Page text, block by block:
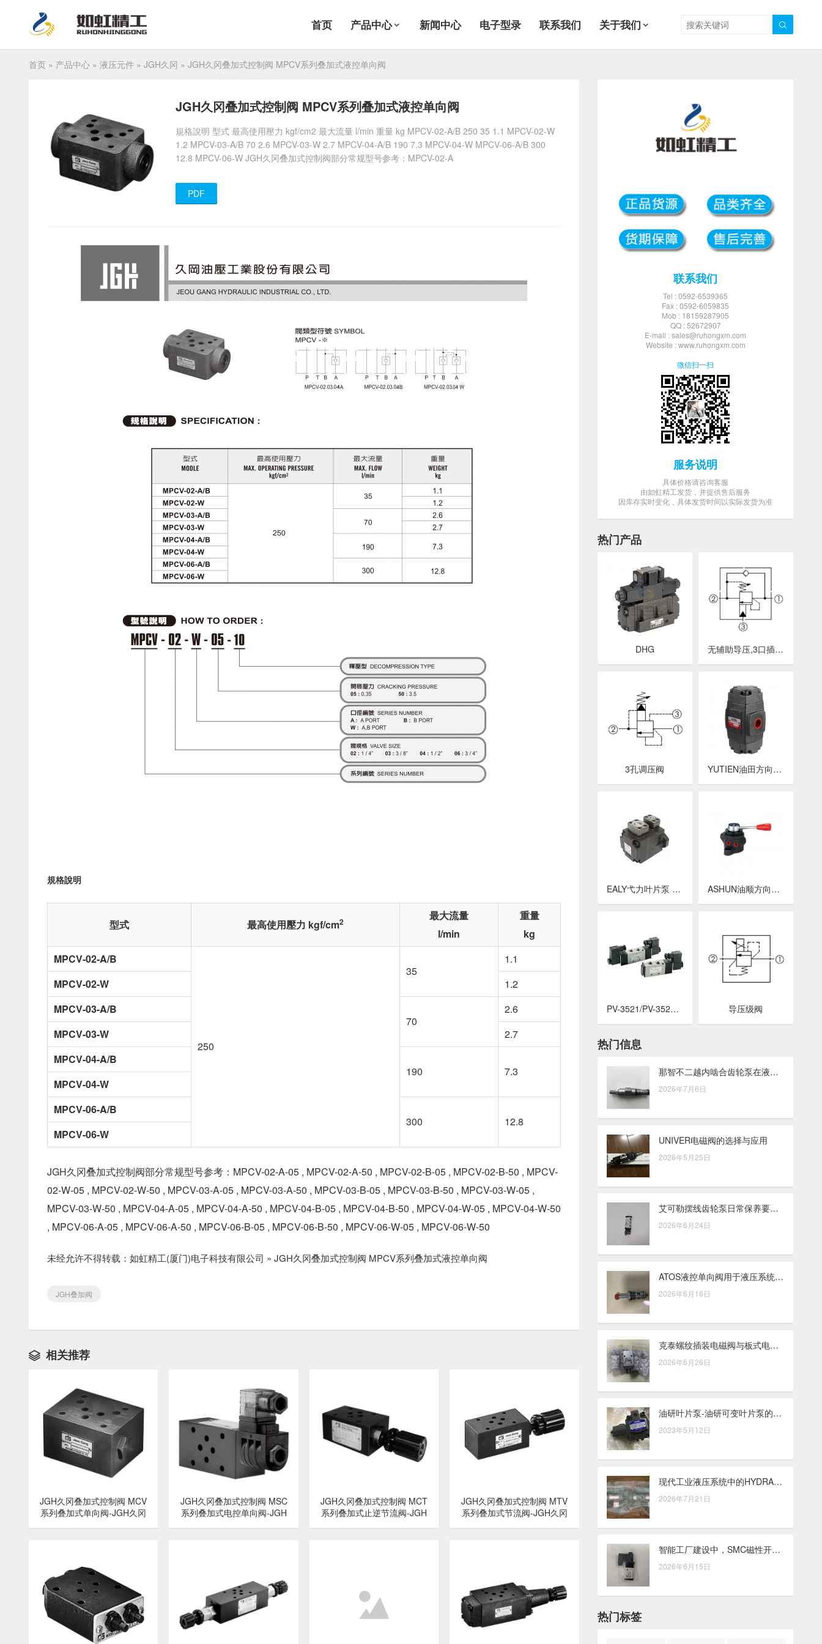

首页 产品中心 新闻中心 电子型录 联系我们 关于我们
首页 » 产品中心 » 液压元件 » JGH久冈 » JGH久冈叠加式控制阀 MPCV系列叠加式液控单向阀
JGH久冈叠加式控制阀 MPCV系列叠加式液控单向阀
規格說明 型式 最高使用壓力 kgf/cm2 最大流量 l/min 重量 kg MPCV-02-A/B 250 35 1.1 MPCV-02-W
1.2 MPCV-03-A/B 70 2.6 MPCV-03-W 2.7 MPCV-04-A/B 190 7.3 MPCV-04-W MPCV-06-A/B 300
12.8 MPCV-06-W JGH久冈叠加式控制阀部分常规型号参考：MPCV-02-A
PDF
規格說明
型式 最高使用壓力 kgf/cm2
最大流量
l/min
重量
kg
MPCV-02-A/B
250
35
1.1
MPCV-02-W
1.2
MPCV-03-A/B
70
2.6
MPCV-03-W
2.7
MPCV-04-A/B
190
7.3
MPCV-04-W
MPCV-06-A/B
300
12.8
MPCV-06-W
JGH久冈叠加式控制阀部分常规型号参考：MPCV-02-A-05 , MPCV-02-A-50 , MPCV-02-B-05 , MPCV-02-B-50 , MPCV-
02-W-05 , MPCV-02-W-50 , MPCV-03-A-05 , MPCV-03-A-50 , MPCV-03-B-05 , MPCV-03-B-50 , MPCV-03-W-05 ,
MPCV-03-W-50 , MPCV-04-A-05 , MPCV-04-A-50 , MPCV-04-B-05 , MPCV-04-B-50 , MPCV-04-W-05 , MPCV-04-W-50
, MPCV-06-A-05 , MPCV-06-A-50 , MPCV-06-B-05 , MPCV-06-B-50 , MPCV-06-W-05 , MPCV-06-W-50
未经允许不得转载： 如虹精工(厦门)电子科技有限公司 » JGH久冈叠加式控制阀 MPCV系列叠加式液控单向阀
JGH叠加阀
 相关推荐
JGH久冈叠加式控制阀 MCV
系列叠加式单向阀-JGH久冈
JGH久冈叠加式控制阀 MSC
系列叠加式电控单向阀-JGH
JGH久冈叠加式控制阀 MCT
系列叠加式止逆节流阀-JGH
JGH久冈叠加式控制阀 MTV
系列叠加式节流阀-JGH久冈
联系我们
Tel : 0592-6539365
Fax : 0592-6059835
Mob : 18159287905
QQ : 52672907
E-mail :sales@ruhongxm.com
Website : www.ruhongxm.com
微信扫一扫
服务说明
具体价格请咨询客服
由如虹精工发货，并提供售后服务
因库存实时变化，具体发货时间以实际发货为准
热门产品
DHG 无辅助导压,3口插孔抗衡阀
3孔调压阀 YUTIEN油田方向控制阀 PV系列引导式单向阀
EALY弋力叶片泵 固定容量型轮叶泵 PV2R系列高压定量叶片泵 ASHUN油顺方向控制阀 DRT转阀型换向阀
PV-3521/PV-3522/PV-3532/PV-3542 导压级阀
热门信息
那智不二越内啮合齿轮泵在液压系统提效中的应用优势
2026年7月6日
UNIVER电磁阀的选择与应用
2026年5月25日
艾可勒摆线齿轮泵日常保养要点，兼顾磨损控制与使用寿命管理
2026年6月24日
ATOS液控单向阀用于液压系统优化的选用价值
2026年6月16日
克泰螺纹插装电磁阀与板式电磁阀对比：安装结构、集成方式与维护边界有哪些不同
2026年6月26日
油研叶片泵-油研可变叶片泵的优点
2023年5月12日
现代工业液压系统中的HYDRAFORCE插装式溢流阀：关键压力控制组件
2026年7月21日
智能工厂建设中，SMC磁性开关承担哪些核心作用
2026年6月15日
热门标签